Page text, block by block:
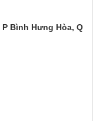
P Bình Hưng Hòa, Q